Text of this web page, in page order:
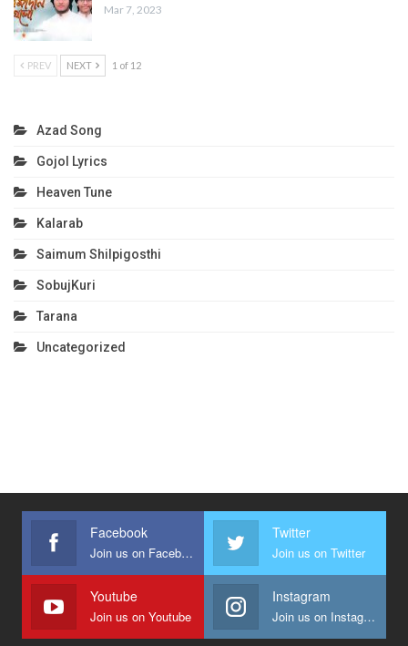
Mar 7, 2023
PREV NEXT 1 of 12
Azad Song
Gojol Lyrics
Heaven Tune
Kalarab
Saimum Shilpigosthi
SobujKuri
Tarana
Uncategorized
Facebook
Join us on Facebook
Twitter
Join us on Twitter
Youtube
Join us on Youtube
Instagram
Join us on Instagram